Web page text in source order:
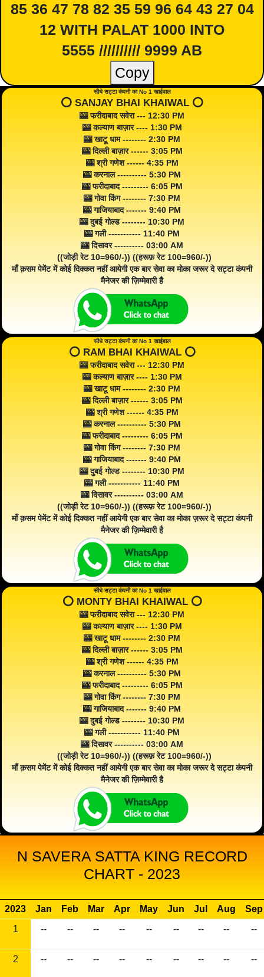
85 36 47 78 82 35 59 96 64 43 27 04
12 WITH PALAT 1000 INTO
5555 ////////// 9999 AB
Copy
सीधे सट्टा कंपनी का No 1 खाईवाल
⭕️ SANJAY BHAI KHAIWAL ⭕️
🎰 फरीदाबाद सवेरा --- 12:30 PM
🎰 कल्याण बाज़ार ---- 1:30 PM
🎰 खाटू धाम -------- 2:30 PM
🎰 दिल्ली बाज़ार ------ 3:05 PM
🎰 श्री गणेश ------ 4:35 PM
🎰 करनाल ---------- 5:30 PM
🎰 फरीदाबाद --------- 6:05 PM
🎰 गोवा किंग -------- 7:30 PM
🎰 गाजियाबाद ------- 9:40 PM
🎰 दुबई गोल्ड -------- 10:30 PM
🎰 गली ----------- 11:40 PM
🎰 दिसावर ---------- 03:00 AM
((जोड़ी रेट 10=960/-)) ((हरूफ़ रेट 100=960/-))
माँ क़सम पेमेंट में कोई दिक्कत नहीं आयेगी एक बार सेवा का मोका जरूर दे सट्टा कंपनी
मैनेजर की ज़िम्मेवारी है
सीधे सट्टा कंपनी का No 1 खाईवाल
⭕️ RAM BHAI KHAIWAL ⭕️
🎰 फरीदाबाद सवेरा --- 12:30 PM
🎰 कल्याण बाज़ार ---- 1:30 PM
🎰 खाटू धाम -------- 2:30 PM
🎰 दिल्ली बाज़ार ------ 3:05 PM
🎰 श्री गणेश ------ 4:35 PM
🎰 करनाल ---------- 5:30 PM
🎰 फरीदाबाद --------- 6:05 PM
🎰 गोवा किंग -------- 7:30 PM
🎰 गाजियाबाद ------- 9:40 PM
🎰 दुबई गोल्ड -------- 10:30 PM
🎰 गली ----------- 11:40 PM
🎰 दिसावर ---------- 03:00 AM
((जोड़ी रेट 10=960/-)) ((हरूफ़ रेट 100=960/-))
माँ क़सम पेमेंट में कोई दिक्कत नहीं आयेगी एक बार सेवा का मोका ज़रूर दे सट्टा कंपनी
मैनेजर की ज़िम्मेवारी है
सीधे सट्टा कंपनी का No 1 खाईवाल
⭕️ MONTY BHAI KHAIWAL ⭕️
🎰 फरीदाबाद सवेरा --- 12:30 PM
🎰 कल्याण बाज़ार ---- 1:30 PM
🎰 खाटू धाम -------- 2:30 PM
🎰 दिल्ली बाज़ार ------ 3:05 PM
🎰 श्री गणेश ------ 4:35 PM
🎰 करनाल ---------- 5:30 PM
🎰 फरीदाबाद --------- 6:05 PM
🎰 गोवा किंग -------- 7:30 PM
🎰 गाजियाबाद ------- 9:40 PM
🎰 दुबई गोल्ड -------- 10:30 PM
🎰 गली ----------- 11:40 PM
🎰 दिसावर ---------- 03:00 AM
((जोड़ी रेट 10=960/-)) ((हरूफ़ रेट 100=960/-))
माँ क़सम पेमेंट में कोई दिक्कत नहीं आयेगी एक बार सेवा का मोका जरूर दे सट्टा कंपनी
मैनेजर की ज़िम्मेवारी है
N SAVERA SATTA KING RECORD
CHART - 2023
2023 Jan Feb Mar Apr May Jun Jul Aug
Sep
1
-- -- -- -- -- -- -- -- --
2 -- -- -- -- -- -- -- -- --